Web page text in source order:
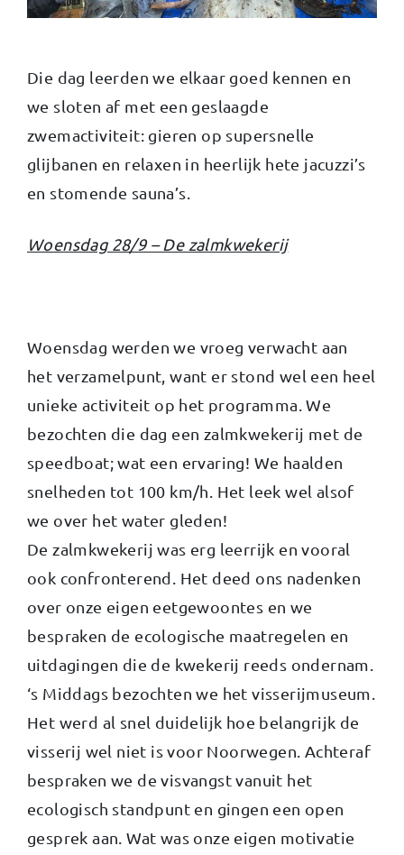
Die dag leerden we elkaar goed kennen en
we sloten af met een geslaagde
zwemactiviteit: gieren op supersnelle
glijbanen en relaxen in heerlijk hete jacuzzi’s
en stomende sauna’s.
Woensdag 28/9 – De zalmkwekerij
Woensdag werden we vroeg verwacht aan
het verzamelpunt, want er stond wel een heel
unieke activiteit op het programma. We
bezochten die dag een zalmkwekerij met de
speedboat; wat een ervaring! We haalden
snelheden tot 100 km/h. Het leek wel alsof
we over het water gleden!
De zalmkwekerij was erg leerrijk en vooral
ook confronterend. Het deed ons nadenken
over onze eigen eetgewoontes en we
bespraken de ecologische maatregelen en
uitdagingen die de kwekerij reeds ondernam.
‘s Middags bezochten we het visserijmuseum.
Het werd al snel duidelijk hoe belangrijk de
visserij wel niet is voor Noorwegen. Achteraf
bespraken we de visvangst vanuit het
ecologisch standpunt en gingen een open
gesprek aan. Wat was onze eigen motivatie